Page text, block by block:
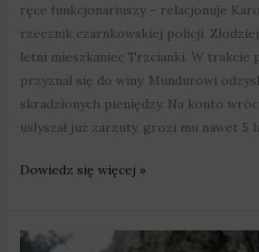
ręce funkcjonariuszy – relacjonuje
rzecznik czarnkowskiej policji.
letni mieszkaniec Trzcianki. W trakcie
przyznał się do winy. Mundurowi
skradzionych pieniędzy. Na konto
usłyszał już zarzuty, grozi mu nawet 5
Dowiedz się więcej »
Spacerowicz